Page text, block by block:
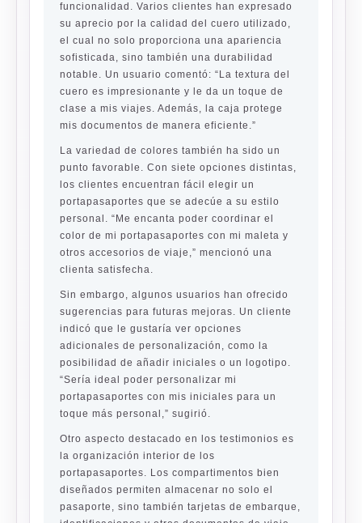
funcionalidad. Varios clientes han expresado
su aprecio por la calidad del cuero utilizado,
el cual no solo proporciona una apariencia
sofisticada, sino también una durabilidad
notable. Un usuario comentó: “La textura del
cuero es impresionante y le da un toque de
clase a mis viajes. Además, la caja protege
mis documentos de manera eficiente.”
La variedad de colores también ha sido un
punto favorable. Con siete opciones distintas,
los clientes encuentran fácil elegir un
portapasaportes que se adecúe a su estilo
personal. “Me encanta poder coordinar el
color de mi portapasaportes con mi maleta y
otros accesorios de viaje,” mencionó una
clienta satisfecha.
Sin embargo, algunos usuarios han ofrecido
sugerencias para futuras mejoras. Un cliente
indicó que le gustaría ver opciones
adicionales de personalización, como la
posibilidad de añadir iniciales o un logotipo.
“Sería ideal poder personalizar mi
portapasaportes con mis iniciales para un
toque más personal,” sugirió.
Otro aspecto destacado en los testimonios es
la organización interior de los
portapasaportes. Los compartimentos bien
diseñados permiten almacenar no solo el
pasaporte, sino también tarjetas de embarque,